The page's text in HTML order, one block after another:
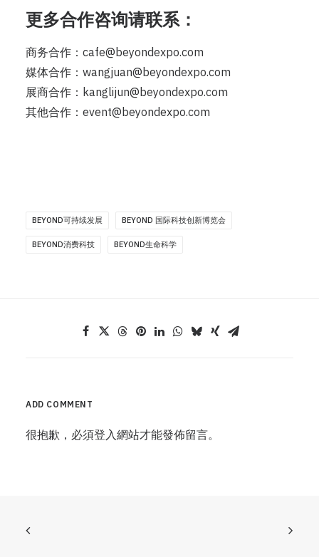
更多合作咨询请联系：
商务合作：cafe@beyondexpo.com
媒体合作：wangjuan@beyondexpo.com
展商合作：kanglijun@beyondexpo.com
其他合作：event@beyondexpo.com
BEYOND可持续发展 BEYOND 国际科技创新博览会
BEYOND消费科技 BEYOND生命科学
ADD COMMENT
很抱歉，必須登入網站才能發佈留言。